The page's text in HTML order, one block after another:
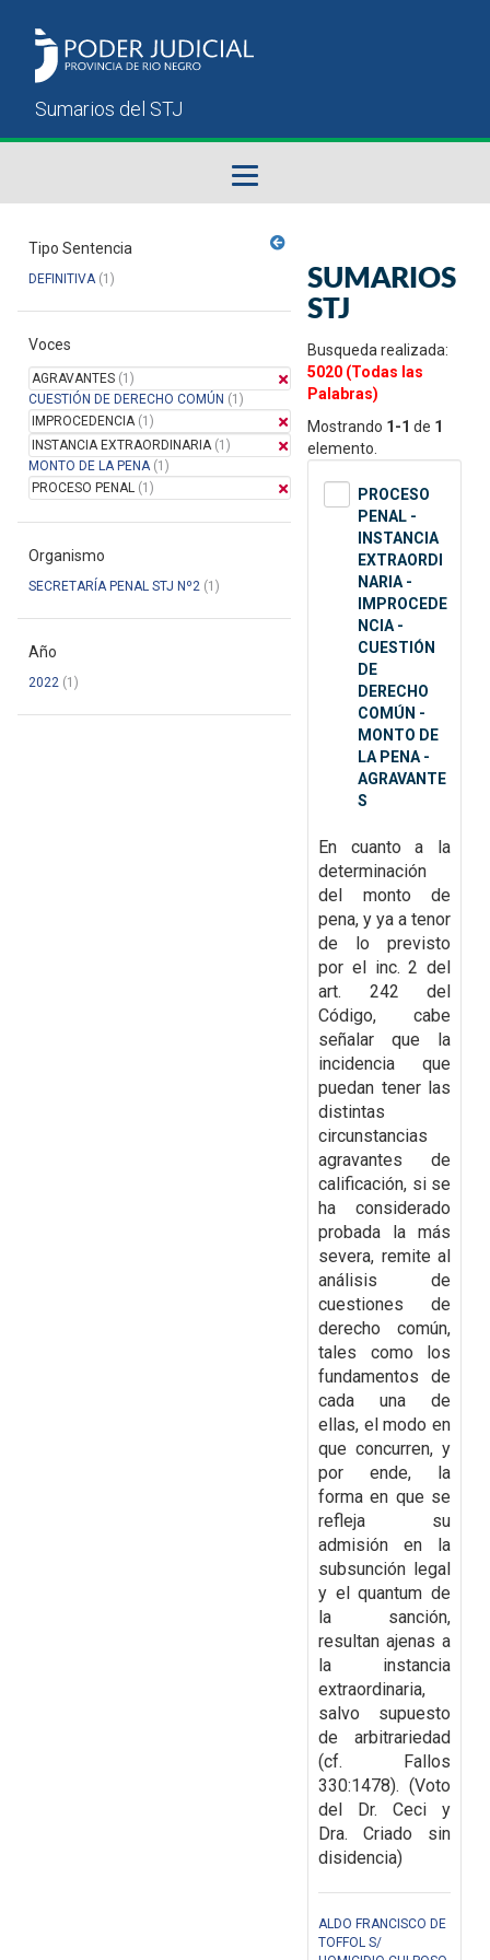
Sumarios del STJ
Manual del Usuario
Tipo Sentencia
DEFINITIVA(1)
Voces
AGRAVANTES (1)
CUESTIÓN DE DERECHO COMÚN (1)
IMPROCEDENCIA(1)
INSTANCIA EXTRAORDINARIA(1)
MONTO DE LA PENA(1)
PROCESO PENAL (1)
Organismo
SECRETARÍA PENAL STJ Nº2 (1)
Año
2022 (1)
SUMARIOS
STJ
Busqueda realizada:
5020 (Todas las
Palabras)
Mostrando 1-1 de 1
elemento.
PROCESO
PENAL -
INSTANCIA
EXTRAORDI
NARIA -
IMPROCEDE
NCIA -
CUESTIÓN
DE
DERECHO
COMÚN -
MONTO DE
LA PENA -
AGRAVANTE
S
En cuanto a la
determinación
del monto de
pena, y ya a tenor
de lo previsto
por el inc. 2 del
art. 242 del
Código, cabe
señalar que la
incidencia que
puedan tener las
distintas
circunstancias
agravantes de
calificación, si se
ha considerado
probada la más
severa, remite al
análisis de
cuestiones de
derecho común,
tales como los
fundamentos de
cada una de
ellas, el modo en
que concurren, y
por ende, la
forma en que se
refleja su
admisión en la
subsunción legal
y el quantum de
la sanción,
resultan ajenas a
la instancia
extraordinaria,
salvo supuesto
de arbitrariedad
(cf. Fallos
330:1478). (Voto
del Dr. Ceci y
Dra. Criado sin
disidencia)
ALDO FRANCISCO DE
TOFFOL S/